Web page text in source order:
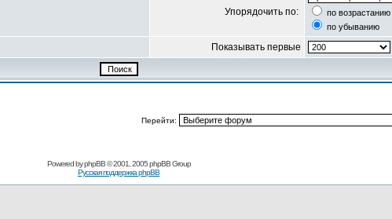
Упорядочить по:
по возрастанию
по убыванию
Показывать первые
Перейти:
Powered byphpBB© 2001, 2005 phpBB Group
Русская поддержка phpBB